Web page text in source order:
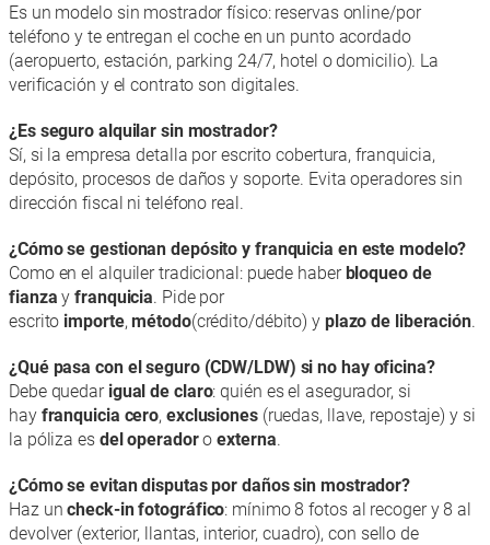
Es un modelo sin mostrador físico: reservas online/por
teléfono y te entregan el coche en un punto acordado
(aeropuerto, estación, parking 24/7, hotel o domicilio). La
verificación y el contrato son digitales.
¿Es seguro alquilar sin mostrador?
Sí, si la empresa detalla por escrito cobertura, franquicia,
depósito, procesos de daños y soporte. Evita operadores sin
dirección fiscal ni teléfono real.
¿Cómo se gestionan depósito y franquicia en este modelo?
Como en el alquiler tradicional: puede haberbloqueo de
fianza yfranquicia. Pide por
escrito importe,método(crédito/débito) y plazo de liberación.
¿Qué pasa con el seguro (CDW/LDW) si no hay oficina?
Debe quedar igual de claro: quién es el asegurador, si
hay franquicia cero, exclusiones(ruedas, llave, repostaje) y si
la póliza es del operadoroexterna.
¿Cómo se evitan disputas por daños sin mostrador?
Haz uncheck-in fotográfico: mínimo 8 fotos al recoger y 8 al
devolver (exterior, llantas, interior, cuadro), con sello de